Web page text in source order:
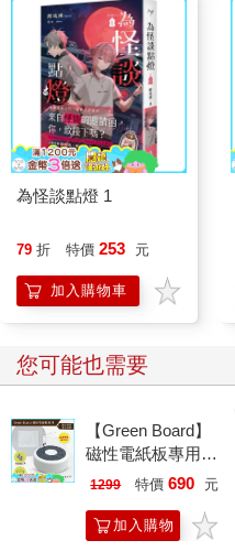
為怪談點燈 1
79 折 特價 253 元
加入購物車
您可能也需要
【Green Board】
磁性電紙板專用 -
二合一圓形速擦激
專利設計
1299 特價 690 元
加入購物